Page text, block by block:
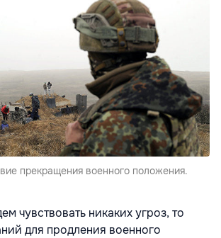
прекращения военного положения.
чувствовать никаких угроз, то
для продления военного